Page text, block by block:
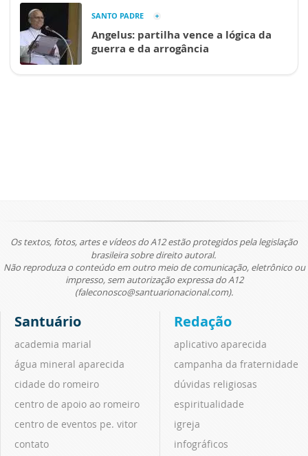
SANTO PADRE
Angelus: partilha vence a lógica da
guerra e da arrogância
Os textos, fotos, artes e vídeos do A12 estão protegidos pela legislação
brasileira sobre direito autoral.
Não reproduza o conteúdo em outro meio de comunicação, eletrônico ou
impresso, sem autorização expressa do A12
(faleconosco@santuarionacional.com).
Santuário
academia marial
água mineral aparecida
cidade do romeiro
centro de apoio ao romeiro
centro de eventos pe. vitor
contato
Redação
aplicativo aparecida
campanha da fraternidade
dúvidas religiosas
espiritualidade
igreja
infográficos